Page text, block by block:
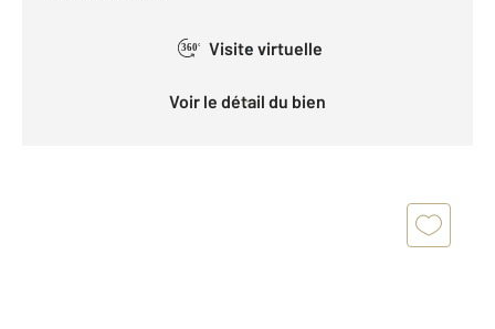
360° Visite virtuelle
Voir le détail du bien